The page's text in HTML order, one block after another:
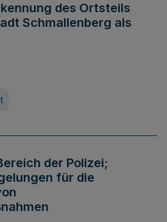
des Ortsteils
Schmallenberg als
der Polizei;
für die